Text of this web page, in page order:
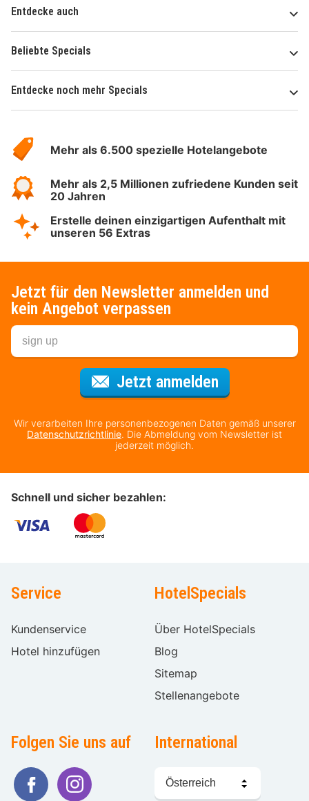
Entdecke auch
Beliebte Specials
Entdecke noch mehr Specials
Hotelspecials
Mehr als 6.500 spezielle Hotelangebote
Mehr als 2,5 Millionen zufriedene Kunden seit
20 Jahren
Erstelle deinen einzigartigen Aufenthalt mit
unseren 56 Extras
Jetzt für den Newsletter anmelden und
kein Angebot verpassen
Jetzt anmeldenFür den
Wir verarbeiten Ihre personenbezogenen Daten gemäß unserer
Datenschutzrichtlinie. Die Abmeldung vom Newsletter ist
jederzeit möglich.
Schnell und sicher bezahlen:
Service
Kundenservice
Hotel hinzufügen
HotelSpecials
Über HotelSpecials
Blog
Sitemap
Stellenangebote
Folgen Sie uns auf International
Sprache
wählen